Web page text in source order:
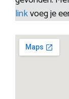
linkvoeg je